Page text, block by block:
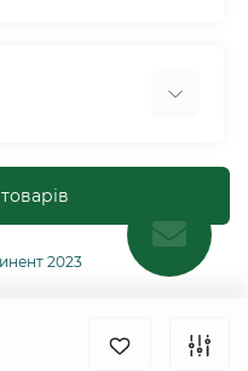
та птахи
2023